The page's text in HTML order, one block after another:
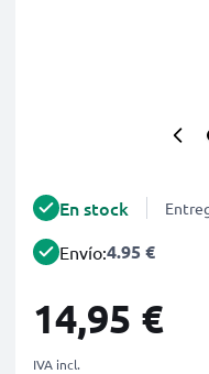
En stock
Envío:4.95 €
14,95 €
IVA incl.